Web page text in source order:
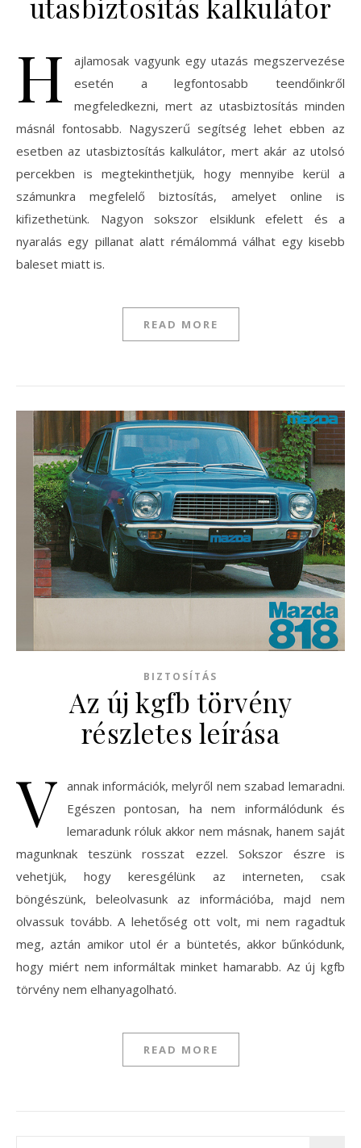
H
ajlamosak vagyunk egy utazás megszervezése
esetén a legfontosabb teendőinkről
megfeledkezni, mert az utasbiztosítás minden
másnál fontosabb. Nagyszerű segítség lehet ebben az
esetben az utasbiztosítás kalkulátor, mert akár az utolsó
percekben is megtekinthetjük, hogy mennyibe kerül a
számunkra megfelelő biztosítás, amelyet online is
kifizethetünk. Nagyon sokszor elsiklunk efelett és a
nyaralás egy pillanat alatt rémálommá válhat egy kisebb
baleset miatt is.
READ MORE
BIZTOSÍTÁS
Az új kgfb törvény
részletes leírása
V annak információk, melyről nem szabad lemaradni.
Egészen pontosan, ha nem informálódunk és
lemaradunk róluk akkor nem másnak, hanem saját
magunknak teszünk rosszat ezzel. Sokszor észre is
vehetjük, hogy keresgélünk az interneten, csak
böngészünk, beleolvasunk az információba, majd nem
olvassuk tovább. A lehetőség ott volt, mi nem ragadtuk
meg, aztán amikor utol ér a büntetés, akkor bűnkódunk,
hogy miért nem informáltak minket hamarabb. Az új kgfb
törvény nem elhanyagolható.
READ MORE